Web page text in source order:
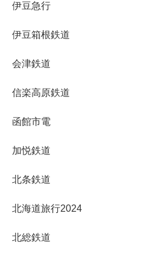
伊豆急行
伊豆箱根鉄道
会津鉄道
信楽高原鉄道
函館市電
加悦鉄道
北条鉄道
北海道旅行2024
北総鉄道